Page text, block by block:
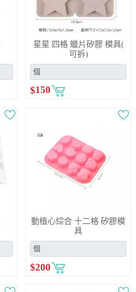
星星 四格 蠟片矽膠 模具(
可拆)
$150
動植心綜合 十二格 矽膠模
具
$200